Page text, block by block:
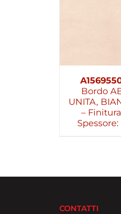
Bordo
UNITA,
–
CONTATTI